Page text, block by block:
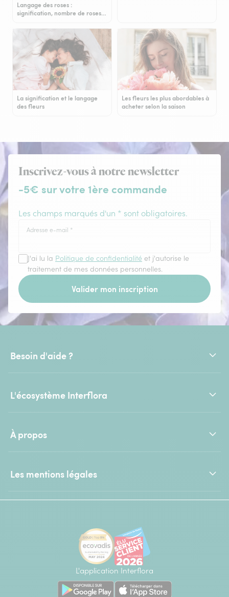
Langage des roses :
signification, nombre de roses…
La signification et le langage
des fleurs
Les fleurs les plus abordables à
acheter selon la saison
Inscrivez-vous à notre newsletter
-5€ sur votre 1ère commande
Les champs marqués d'un * sont obligatoires.
Adresse e-mail *
J'ai lu la Politique de confidentialité et j'autorise le
traitement de mes données personnelles.
Valider mon inscription
Besoin d'aide ?
L'écosystème Interflora
À propos
Les mentions légales
L'application Interflora